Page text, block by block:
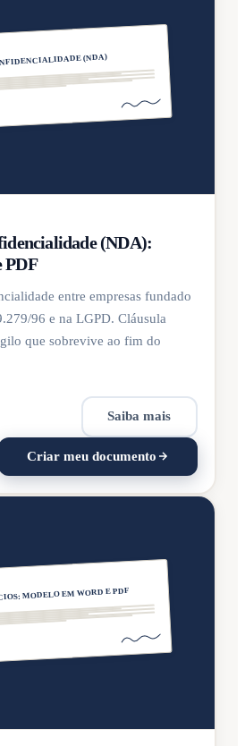
(NDA)
(NDA):
PDF
entre empresas fundado
96 e na LGPD. Cláusula
que sobrevive ao fim do
Saiba mais
Criar meu documento
MODELO EM WORD E PDF